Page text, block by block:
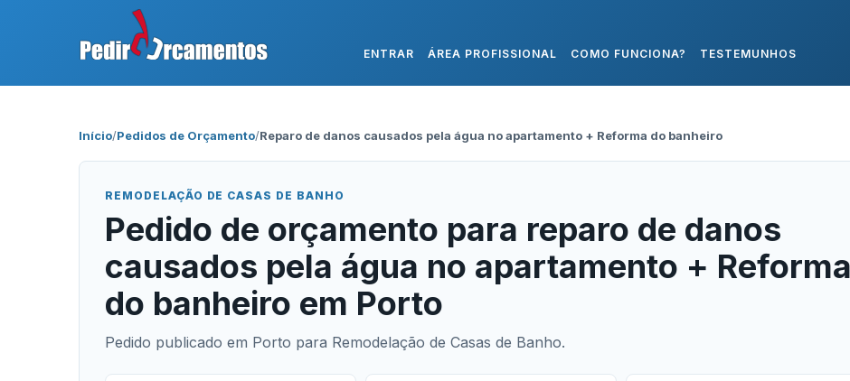
ENTRAR ÁREA PROFISSIONAL COMO FUNCIONA? TESTEMUNHOS
Início/Pedidos de Orçamento/Reparo de danos causados pela água no apartamento + Reforma do banheiro
REMODELAÇÃO DE CASAS DE BANHO
Pedido de orçamento para reparo de danos
causados pela água no apartamento + Reforma
do banheiro em Porto
Pedido publicado em Porto para Remodelação de Casas de Banho.